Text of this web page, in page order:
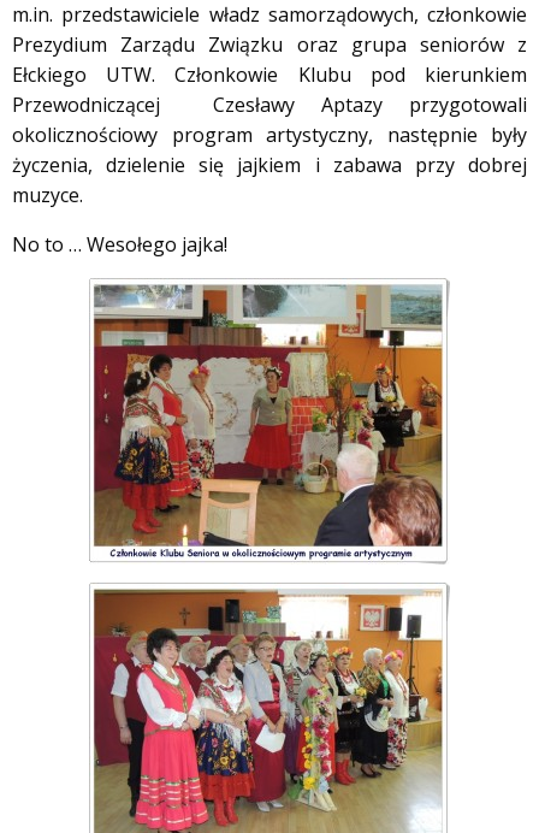
m.in. przedstawiciele władz samorządowych, członkowie
Prezydium Zarządu Związku oraz grupa seniorów z
Ełckiego UTW. Członkowie Klubu pod kierunkiem
Przewodniczącej Czesławy Aptazy przygotowali
okolicznościowy program artystyczny, następnie były
życzenia, dzielenie się jajkiem i zabawa przy dobrej
muzyce.
No to … Wesołego jajka!